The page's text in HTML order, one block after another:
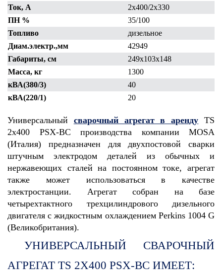
Ток, А
2х400/2x330
ПН %
35/100
Топливо
дизельное
Диам.электр.,мм
42949
Габариты, см
249x103x148
Масса, кг
1300
кВА(380/3)
40
кВА(220/1)
20
Универсальный сварочный агрегат в аренду TS
2x400 PSX-BC производства компании MOSA
(Италия) предназначен для двухпостовой сварки
штучным электродом деталей из обычных и
нержавеющих сталей на постоянном токе, агрегат
также может использоваться в качестве
электростанции. Агрегат собран на базе
четырехтактного трехцилиндрового дизельного
двигателя с жидкостным охлаждением Perkins 1004 G
(Великобритания).
УНИВЕРСАЛЬНЫЙ СВАРОЧНЫЙ
АГРЕГАТ TS 2X400 PSX-BC ИМЕЕТ: